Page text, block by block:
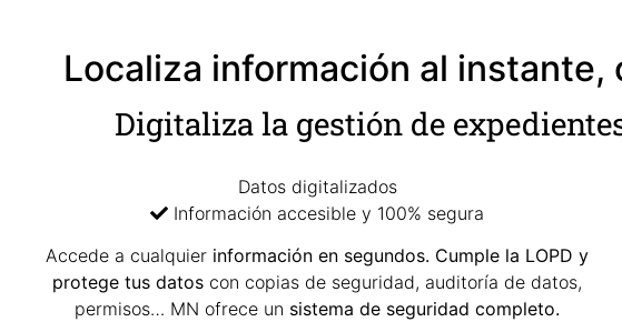
Localiza información al
Digitaliza la gestión de
Datos digitalizados
Información accesible y 100% segura
Accede a cualquier información en segundos. Cumple la LOPD y
protege tus datos con copias de seguridad, auditoría de datos,
permisos… MN ofrece un sistema de seguridad completo.